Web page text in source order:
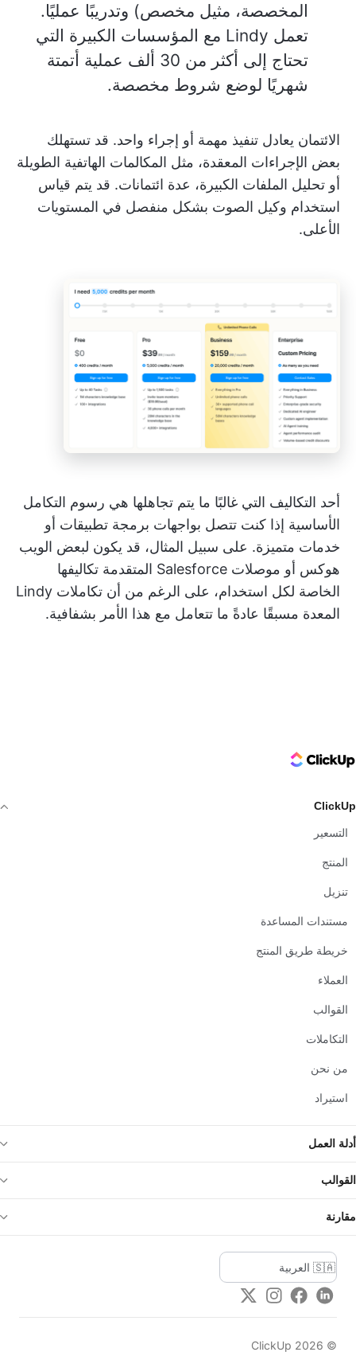
المخصصة، مثيل مخصص) وتدريبًا عمليًا.
تعمل Lindy مع المؤسسات الكبيرة التي
تحتاج إلى أكثر من 30 ألف عملية أتمتة
شهريًا لوضع شروط مخصصة.
الائتمان يعادل تنفيذ مهمة أو إجراء واحد. قد تستهلك
بعض الإجراءات المعقدة، مثل المكالمات الهاتفية الطويلة
أو تحليل الملفات الكبيرة، عدة ائتمانات. قد يتم قياس
استخدام وكيل الصوت بشكل منفصل في المستويات
الأعلى.
أحد التكاليف التي غالبًا ما يتم تجاهلها هي رسوم التكامل
الأساسية إذا كنت تتصل بواجهات برمجة تطبيقات أو
خدمات متميزة. على سبيل المثال، قد يكون لبعض الويب
هوكس أو موصلات Salesforce المتقدمة تكاليفها
الخاصة لكل استخدام، على الرغم من أن تكاملات Lindy
المعدة مسبقًا عادةً ما تتعامل مع هذا الأمر بشفافية.
ClickUp Logo
ClickUp
التسعير
المنتج
تنزيل
مستندات المساعدة
خريطة طريق المنتج
العملاء
القوالب
التكاملات
من نحن
استيراد
أدلة العمل
القوالب
مقارنة
LinkedIn
Facebook
Instagram
Twitter
©
2026